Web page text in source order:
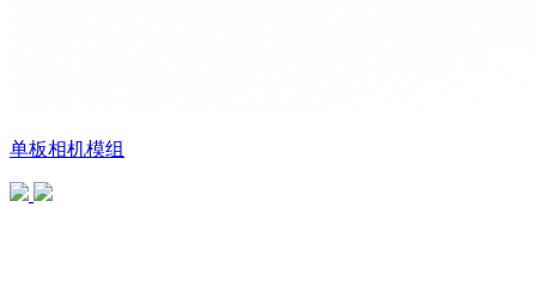
单板相机模组